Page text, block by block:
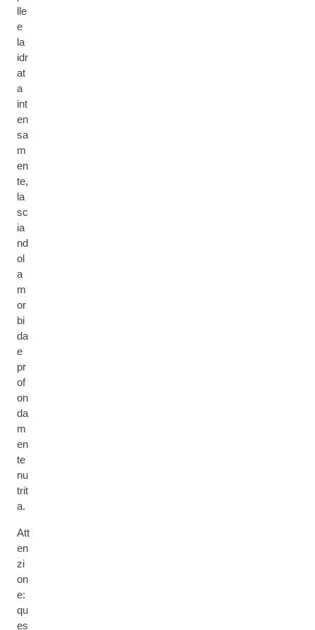
lle
e
la
idr
at
a
int
en
sa
m
en
te,
la
sc
ia
nd
ol
a
m
or
bi
da
e
pr
of
on
da
m
en
te
nu
trit
a.
Att
en
zi
on
e:
qu
es